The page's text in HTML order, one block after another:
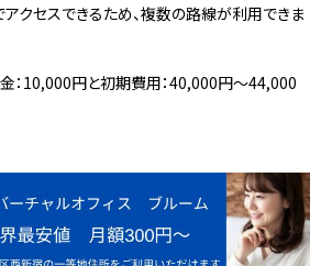
クセスできるため、複数の路線が利用できま
：10,000円と初期費用：40,000円～44,000